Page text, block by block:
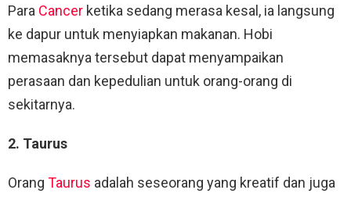
Para Cancer ketika sedang merasa kesal, ia langsung
ke dapur untuk menyiapkan makanan. Hobi
memasaknya tersebut dapat menyampaikan
perasaan dan kepedulian untuk orang-orang di
sekitarnya.
2. Taurus
Orang Taurus adalah seseorang yang kreatif dan juga